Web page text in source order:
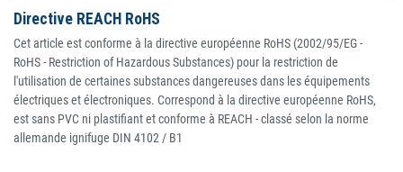
Directive REACH RoHS
Cet article est conforme à la directive européenne RoHS (2002/95/EG -
RoHS - Restriction of Hazardous Substances) pour la restriction de
l'utilisation de certaines substances dangereuses dans les équipements
électriques et électroniques. Correspond à la directive européenne RoHS,
est sans PVC ni plastifiant et conforme à REACH - classé selon la norme
allemande ignifuge DIN 4102 / B1